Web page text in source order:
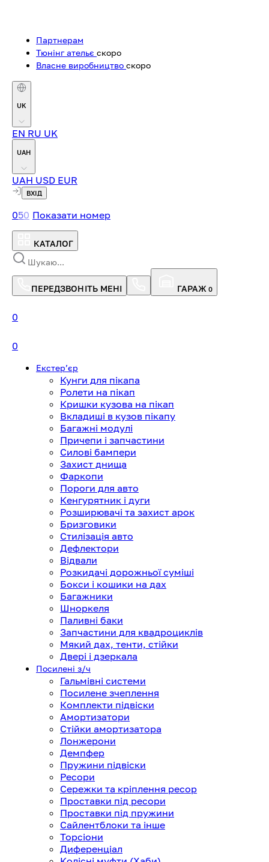
Партнерам
Тюнінг ательє скоро
Власне виробництво скоро
UK
EN RU UK
UAH
UAH USD EUR
ВХІД
050 Показати номер
КАТАЛОГ
ПЕРЕДЗВОНІТЬ МЕНІ ГАРАЖ 0
0
0
Екстерʼєр
Кунги для пікапа
Ролети на пікап
Кришки кузова на пікап
Вкладиші в кузов пікапу
Багажні модулі
Причепи і запчастини
Силові бампери
Захист днища
Фаркопи
Пороги для авто
Кенгурятник і дуги
Розширювачі та захист арок
Бризговики
Стилізація авто
Дефлектори
Відвали
Розкидачі дорожньої суміші
Бокси і кошики на дах
Багажники
Шноркеля
Паливні баки
Запчастини для квадроциклів
Мякий дах, тенти, стійки
Двері і дзеркала
Посилені з/ч
Гальмівні системи
Посилене зчеплення
Комплекти підвіски
Амортизатори
Стійки амортизатора
Лонжерони
Демпфер
Пружини підвіски
Ресори
Сережки та кріплення ресор
Проставки під ресори
Проставки під пружини
Сайлентблоки та інше
Торсіони
Диференціал